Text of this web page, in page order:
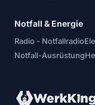
Notfall & Energie
Radio - Notfallradio
Notfall-Ausrüstung